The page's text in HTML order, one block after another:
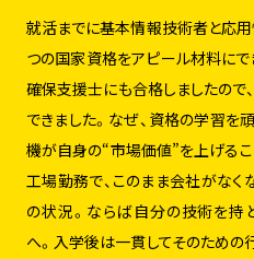
就活までに基本情報技術者と応
つの国家資格をアピール材料にで
確保支援士にも合格しましたので
できました。なぜ、資格の学習
機が自身の“市場価値”を上げる
工場勤務で、このまま会社がな
の状況。ならば自分の技術を持
へ。入学後は一貫してそのため